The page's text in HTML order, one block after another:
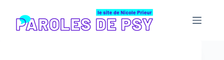
contenu